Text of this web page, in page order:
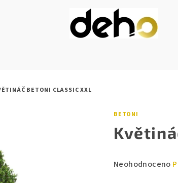
BETONI CLASSIC XXL
BETONI
Průměrné
Neohodnoceno